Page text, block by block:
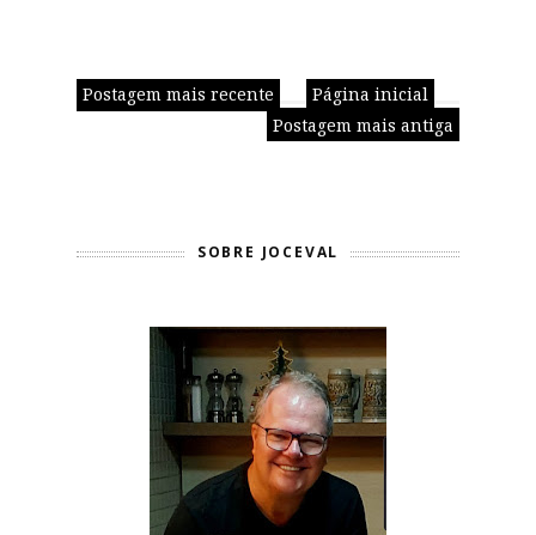
Postagem mais recente
Postagem mais antiga
Página inicial
SOBRE JOCEVAL